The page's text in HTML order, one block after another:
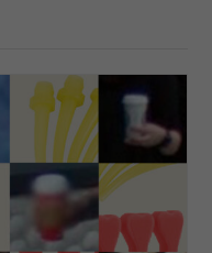
med dig av dina
intressen och
ditt beteende
när du surfar
ökar du chansen